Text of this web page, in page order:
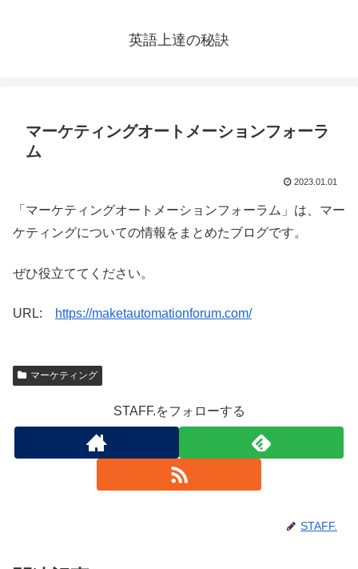
英語上達の秘訣
マーケティングオートメーションフォーラ
ム
2023.01.01
「マーケティングオートメーションフォーラム」は、マー
ケティングについての情報をまとめたブログです。
ぜひ役立ててください。
URL: https://maketautomationforum.com/
マーケティング
STAFF.をフォローする
STAFF.